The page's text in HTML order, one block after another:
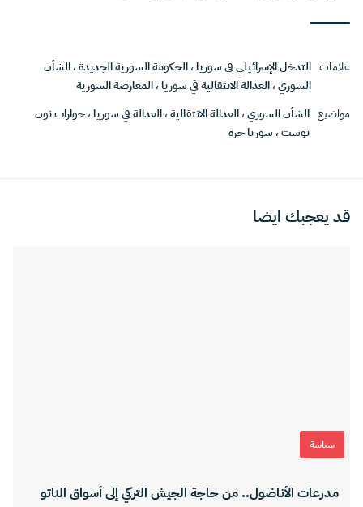
علامات التدخل الإسرائيلي في سوريا،الحكومة السورية الجديدة،الشأن
السوري،العدالة الانتقالية في سوريا،المعارضة السورية
مواضيع الشأن السوري،العدالة الانتقالية،العدالة في سوريا،حوارات نون
بوست، سوريا حرة
قد يعجبك ايضا
سياسة
مدرعات الأناضول.. من حاجة الجيش التركي إلى أسواق الناتو